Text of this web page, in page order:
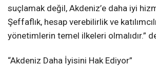
suçlamak değil, Akdeniz’e daha iyi
Şeffaflık, hesap verebilirlik ve
yönetimlerin temel ilkeleri olmalıdır.”
“Akdeniz Daha İyisini Hak Ediyor”